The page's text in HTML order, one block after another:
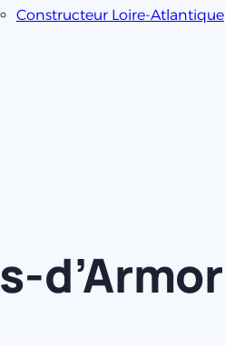
Constructeur Loire-Atlantique
d’Armor